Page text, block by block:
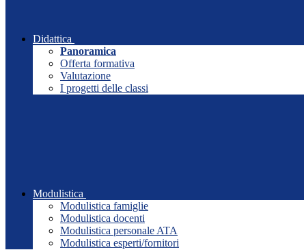
Didattica
Panoramica
Offerta formativa
Valutazione
I progetti delle classi
Modulistica
Modulistica famiglie
Modulistica docenti
Modulistica personale ATA
Modulistica esperti/fornitori